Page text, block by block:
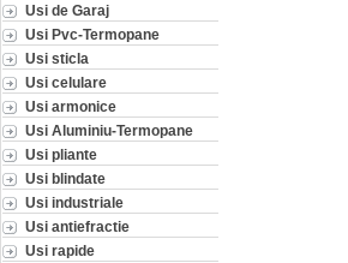
Usi de Garaj
Usi Pvc-Termopane
Usi sticla
Usi celulare
Usi armonice
Usi Aluminiu-Termopane
Usi pliante
Usi blindate
Usi industriale
Usi antiefractie
Usi rapide